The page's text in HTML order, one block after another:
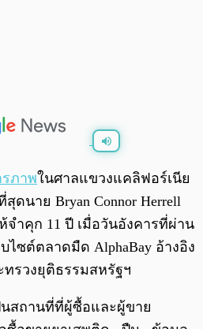
0:00/ 0:00
รภาพในศาลแขวงแคลิฟอร์เนีย
ดนาย Bryan Connor Herrell
จำคุก 11 ปี เมื่อวันอังคารที่ผ่าน
ไซต์ตลาดมืด AlphaBay อ้างอิง
ทรวงยุติธรรมสหรัฐฯ
นสถานที่ที่ผู้ซื้อและผู้ขาย